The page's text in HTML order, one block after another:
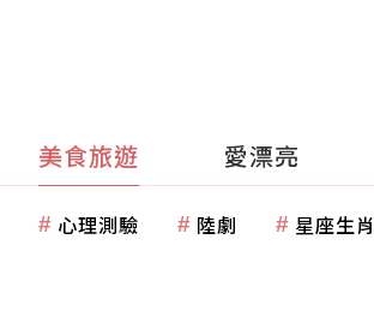
美食旅遊 愛漂亮
心理測驗 陸劇 星座生肖